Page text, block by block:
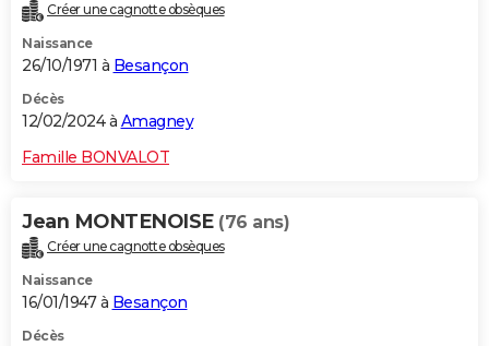
Créer une cagnotte obsèques
Naissance
26/10/1971 à Besançon
Décès
12/02/2024 à Amagney
Famille BONVALOT
Jean MONTENOISE (76 ans)
Créer une cagnotte obsèques
Naissance
16/01/1947 à Besançon
Décès